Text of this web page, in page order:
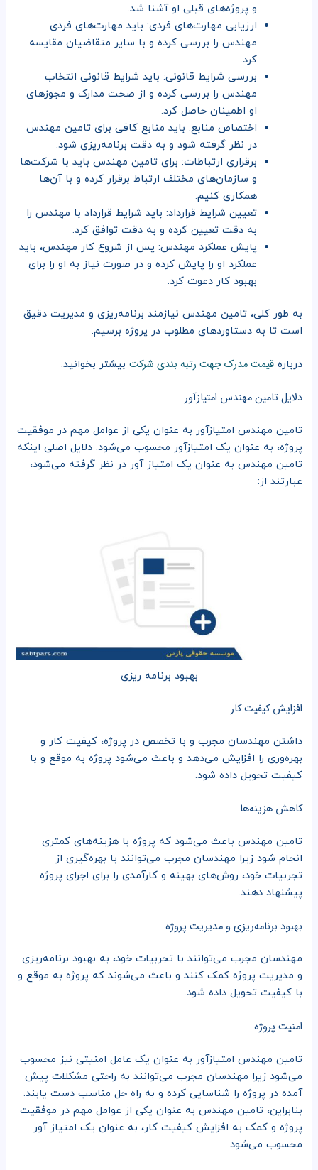
و پروژه‌های قبلی او آشنا شد.
ارزیابی مهارت‌های فردی: باید مهارت‌های فردی
مهندس را بررسی کرده و با سایر متقاضیان مقایسه
کرد.
بررسی شرایط قانونی: باید شرایط قانونی انتخاب
مهندس را بررسی کرده و از صحت مدارک و مجوزهای
او اطمینان حاصل کرد.
اختصاص منابع: باید منابع کافی برای تامین مهندس
در نظر گرفته شود و به دقت برنامه‌ریزی شود.
برقراری ارتباطات: برای تامین مهندس باید با شرکت‌ها
و سازمان‌های مختلف ارتباط برقرار کرده و با آن‌ها
همکاری کنیم.
تعیین شرایط قرارداد: باید شرایط قرارداد با مهندس را
به دقت تعیین کرده و به دقت توافق کرد.
پایش عملکرد مهندس: پس از شروع کار مهندس، باید
عملکرد او را پایش کرده و در صورت نیاز به او را برای
بهبود کار دعوت کرد.
به طور کلی، تامین مهندس نیازمند برنامه‌ریزی و مدیریت دقیق
است تا به دستاوردهای مطلوب در پروژه برسیم.
دربارهقیمت مدرک جهت رتبه بندی شرکت بیشتر بخوانید.
دلایل تامین مهندس امتیازآور
تامین مهندس امتیازآور به عنوان یکی از عوامل مهم در موفقیت
پروژه، به عنوان یک امتیازآور محسوب می‌شود. دلایل اصلی اینکه
تامین مهندس به عنوان یک امتیاز آور در نظر گرفته می‌شود،
عبارتند از:
بهبود برنامه ریزی
افزایش کیفیت کار
داشتن مهندسان مجرب و با تخصص در پروژه، کیفیت کار و
بهره‌وری را افزایش می‌دهد و باعث می‌شود پروژه به موقع و با
کیفیت تحویل داده شود.
کاهش هزینه‌ها
تامین مهندس باعث می‌شود که پروژه با هزینه‌های کمتری
انجام شود زیرا مهندسان مجرب می‌توانند با بهره‌گیری از
تجربیات خود، روش‌های بهینه و کارآمدی را برای اجرای پروژه
پیشنهاد دهند.
بهبود برنامه‌ریزی و مدیریت پروژه
مهندسان مجرب می‌توانند با تجربیات خود، به بهبود برنامه‌ریزی
و مدیریت پروژه کمک کنند و باعث می‌شوند که پروژه به موقع و
با کیفیت تحویل داده شود.
امنیت پروژه
تامین مهندس امتیازآور به عنوان یک عامل امنیتی نیز محسوب
می‌شود زیرا مهندسان مجرب می‌توانند به راحتی مشکلات پیش
آمده در پروژه را شناسایی کرده و به راه حل مناسب دست یابند.
بنابراین، تامین مهندس به عنوان یکی از عوامل مهم در موفقیت
پروژه و کمک به افزایش کیفیت کار، به عنوان یک امتیاز آور
محسوب می‌شود.